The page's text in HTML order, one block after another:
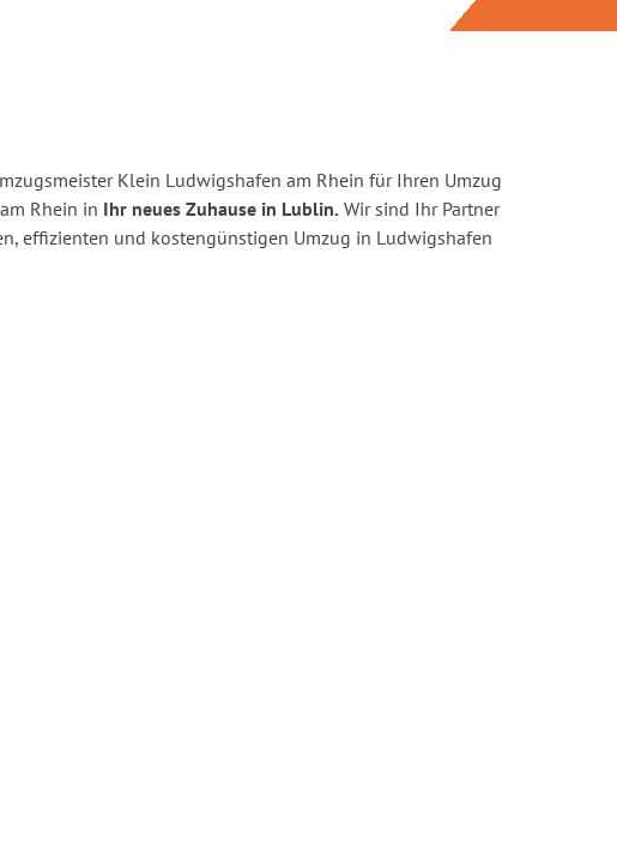
Klein Ludwigshafen am Rhein für Ihren Umzug
Rhein in Ihr neues Zuhause in Lublin. Wir sind Ihr Partner
effizienten und kostengünstigen Umzug in Ludwigshafen